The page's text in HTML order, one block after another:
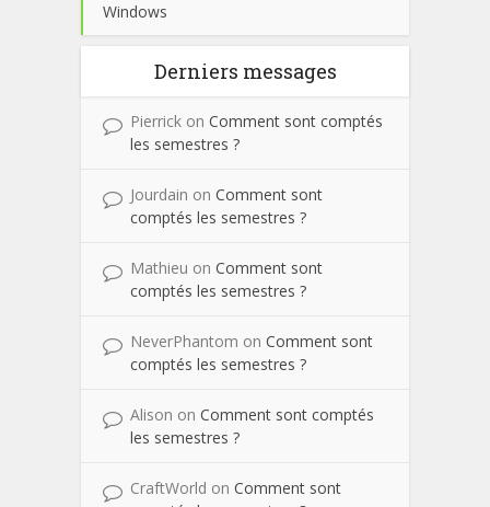
Windows
Derniers messages
Pierrick on Comment sont comptés
les semestres ?
Jourdain on Comment sont
comptés les semestres ?
Mathieu on Comment sont
comptés les semestres ?
NeverPhantom on Comment sont
comptés les semestres ?
Alison on Comment sont comptés
les semestres ?
CraftWorld on Comment sont